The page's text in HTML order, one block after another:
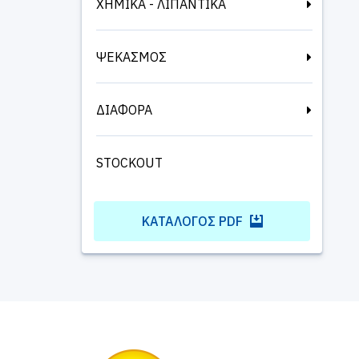
ΧΗΜΙΚΑ - ΛΙΠΑΝΤΙΚΑ
ΨΕΚΑΣΜΟΣ
ΔΙΑΦΟΡΑ
STOCKOUT
ΚΑΤΆΛΟΓΟΣ PDF